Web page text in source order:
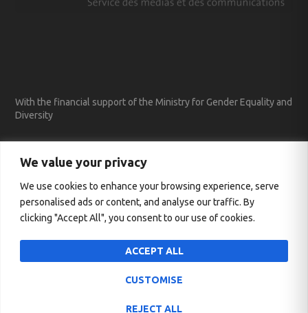
We value your privacy
We use cookies to enhance your browsing experience, serve
personalised ads or content, and analyse our traffic. By
clicking "Accept All", you consent to our use of cookies.
CUSTOMISE
REJECT ALL
ACCEPT ALL
With the financial support of the Ministry for Gender Equality and
Diversity